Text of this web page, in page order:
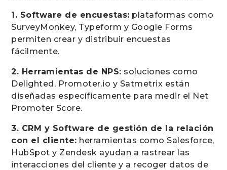
1. Software de encuestas: plataformas como
SurveyMonkey, Typeform y Google Forms
permiten crear y distribuir encuestas
fácilmente.
2. Herramientas de NPS: soluciones como
Delighted, Promoter.io y Satmetrix están
diseñadas específicamente para medir el Net
Promoter Score.
3. CRM y Software de gestión de la relación
con el cliente: herramientas como Salesforce,
HubSpot y Zendesk ayudan a rastrear las
interacciones del cliente y a recoger datos de